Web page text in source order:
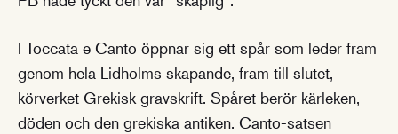
I Toccata e Canto öppnar sig ett spår som leder fram
genom hela Lidholms skapande, fram till slutet,
körverket Grekisk gravskrift. Spåret berör kärleken,
döden och den grekiska antiken. Canto-satsen